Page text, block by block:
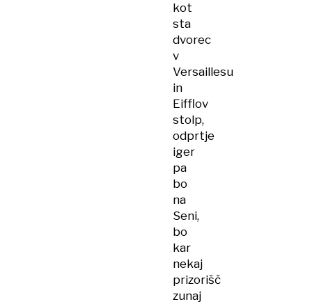
kot
sta
dvorec
v
Versaillesu
in
Eifflov
stolp,
odprtje
iger
pa
bo
na
Seni,
bo
kar
nekaj
prizorišč
zunaj